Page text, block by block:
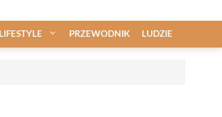
LIFESTYLE PRZEWODNIK LUDZIE